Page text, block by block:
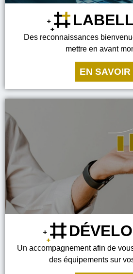
Des reconnaissances
mettre en avant
EN SAVOIR
Un accompagnement afin de
des équipements sur